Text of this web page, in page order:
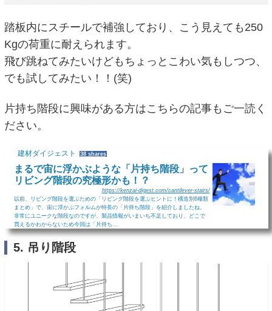
踏板内にスチールで補強しており、こう見えても250
Kgの荷重に耐えられます。
飛び跳ねてみたいけどもちょっとこわい気もしつつ、
でも試してみたい！！(笑)
片持ち階段に興味がある方はこちらの記事もご一読く
ださい。
建材ダイジェスト 38 shares
まるで宙に浮かぶような「片持ち階段」って
リビング階段の究極形かも！？
https://kenzai-digest.com/cantilever-stairs/
以前、リビング階段を選ぶための「リビング階段を選ぶヒントに！構造別6種類
まとめ」で、宙に浮かぶフォルムが特長の「片持ち階段」を紹介しましたね。
非常にユニークな階段なのですが、製品情報がいまいち不足しており、どこで
買えるかわからないため今回は「片持ち...
5. 吊り階段